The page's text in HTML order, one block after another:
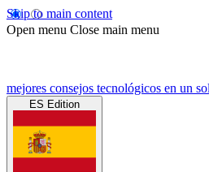
Skip to main content
Open menu Close main menu
mejores consejos tecnológicos en un
ES Edition